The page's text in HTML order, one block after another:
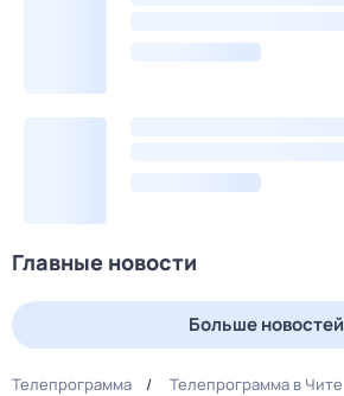
Главные новости
Больше новостей
Телепрограмма
Телепрограмма в Чите